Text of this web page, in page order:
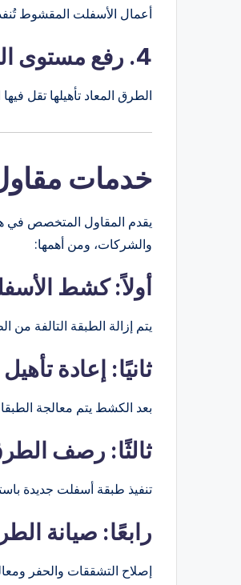
أعمال الأسفلت المقشوط
4. رفع مستوى السلامة المرورية
الطرق المعاد تأهيلها تقل
خدمات
يقدم المقاول المتخصص في
والشركات، ومن أهمها:
أولاً: كشط
يتم إزالة الطبقة التالفة
ثانيًا: إعادة
بعد الكشط يتم معالجة
ثالثًا: رصف
تنفيذ طبقة أسفلت جديدة
رابعًا: صيانة
إصلاح التشققات والحفر